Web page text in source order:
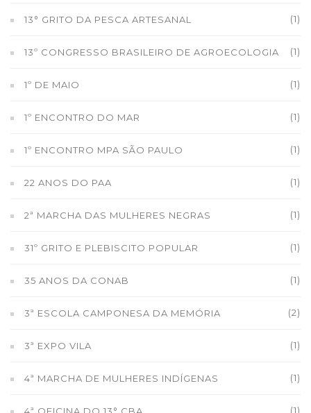
13° GRITO DA PESCA ARTESANAL (1)
13º CONGRESSO BRASILEIRO DE AGROECOLOGIA (1)
1º DE MAIO (1)
1º ENCONTRO DO MAR (1)
1º ENCONTRO MPA SÃO PAULO (1)
22 ANOS DO PAA (1)
2ª MARCHA DAS MULHERES NEGRAS (1)
31º GRITO E PLEBISCITO POPULAR (1)
35 ANOS DA CONAB (1)
3ª ESCOLA CAMPONESA DA MEMÓRIA (2)
3ª EXPO VILA (1)
4ª MARCHA DE MULHERES INDÍGENAS (1)
(1)